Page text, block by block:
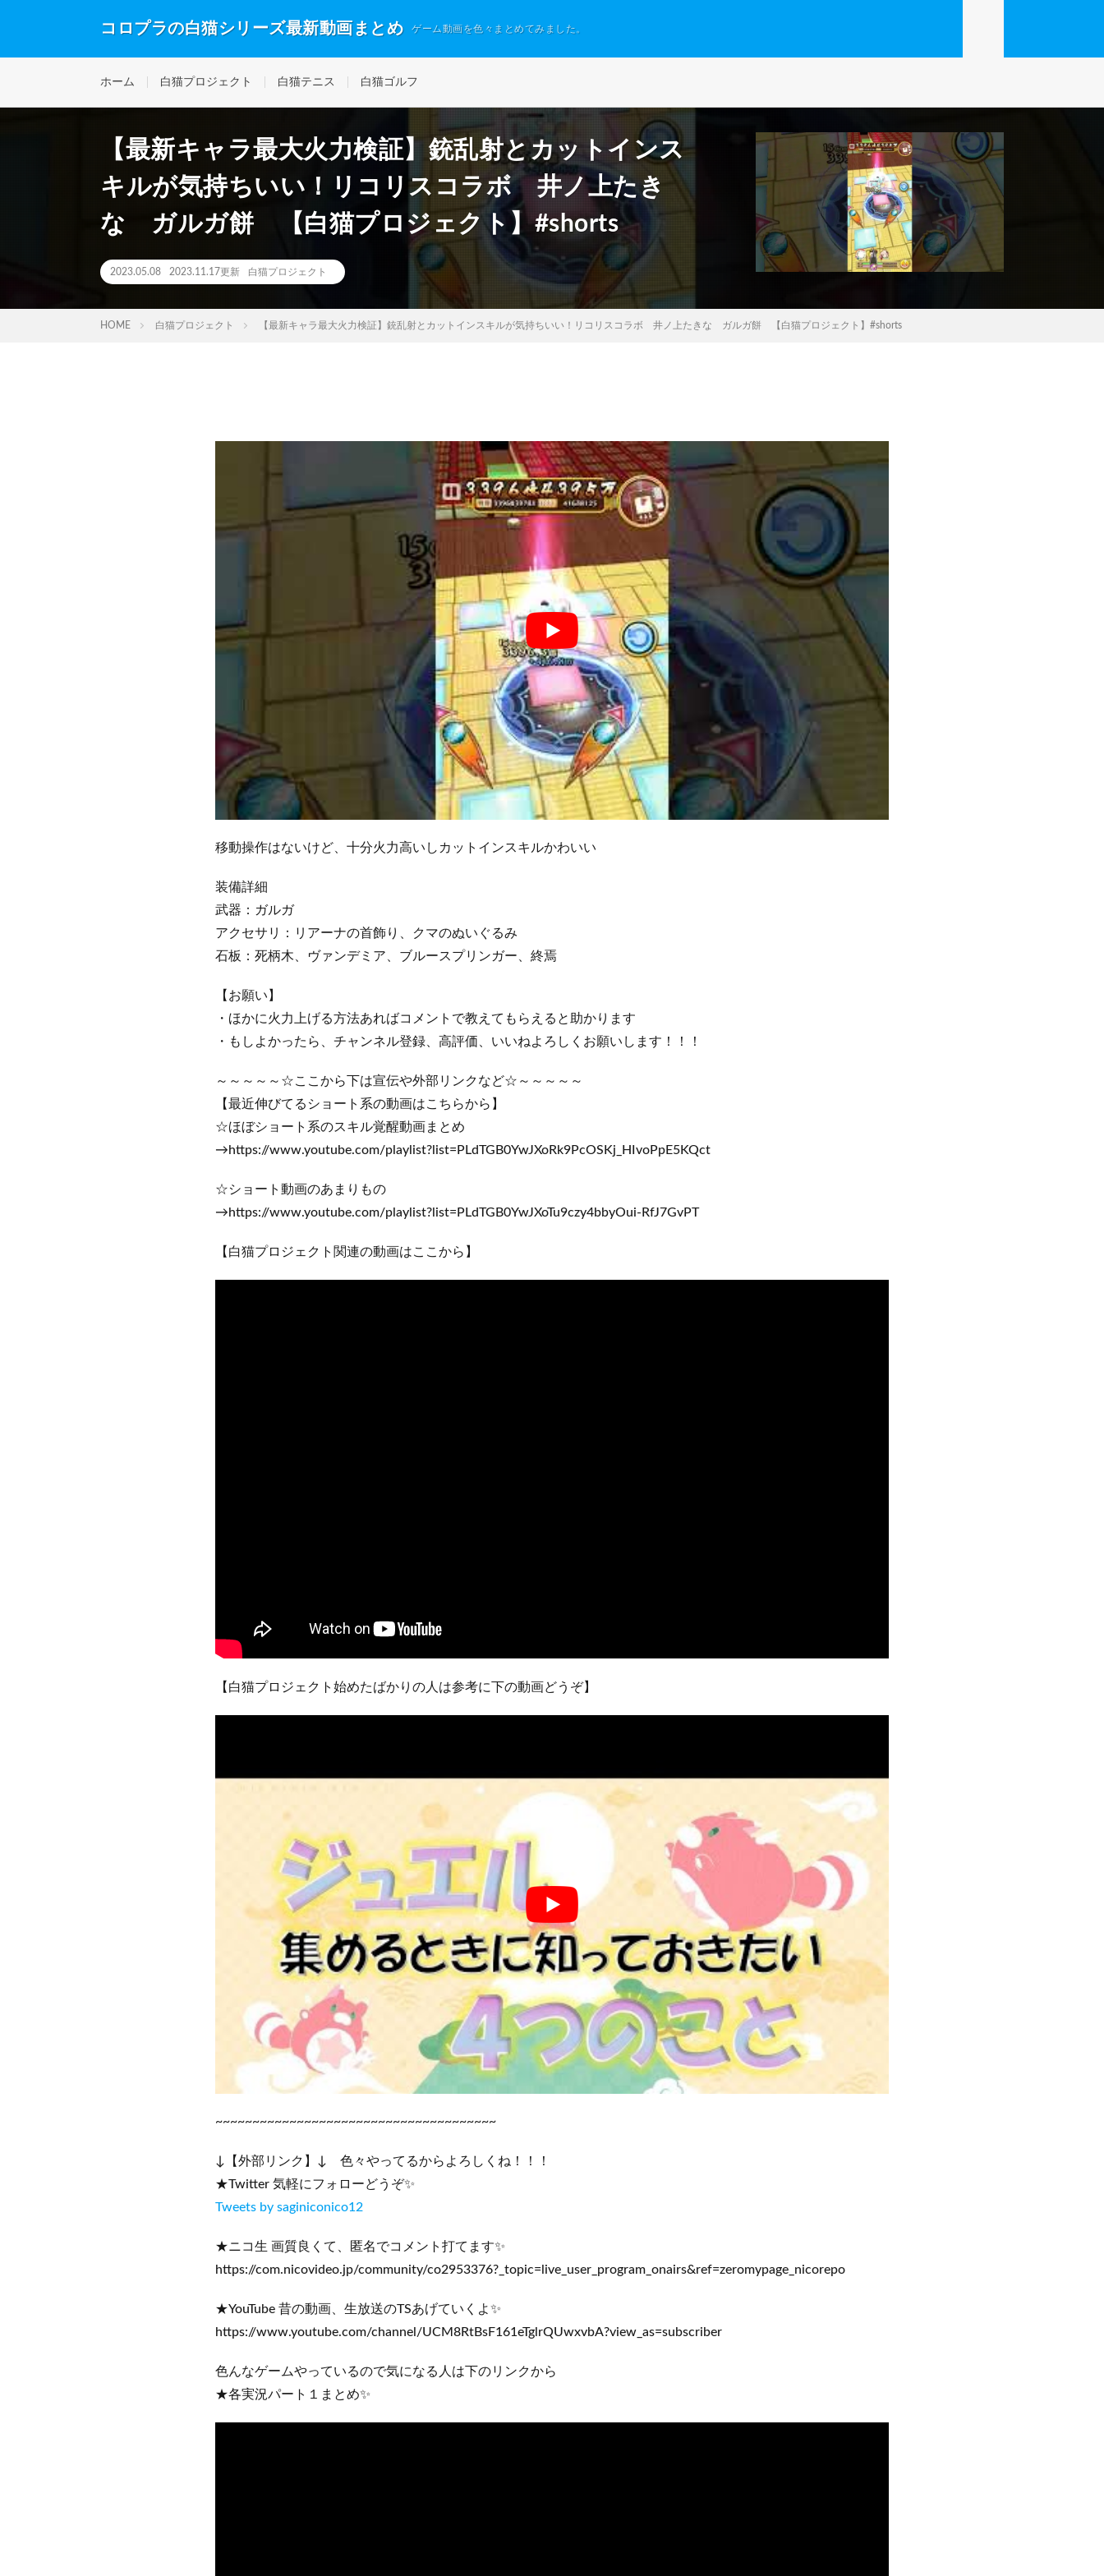
コロプラの白猫シリーズ最新動画まとめ ゲーム動画を色々まとめてみました。
ホーム 白猫プロジェクト 白猫テニス 白猫ゴルフ
【最新キャラ最大火力検証】銃乱射とカットインス
キルが気持ちいい！リコリスコラボ 井ノ上たき
な ガルガ餅 【白猫プロジェクト】#shorts
2023.05.08 2023.11.17更新 白猫プロジェクト
HOME 白猫プロジェクト 【最新キャラ最大火力検証】銃乱射とカットインスキルが気持ちいい！リコリスコラボ 井ノ上たきな ガルガ餅 【白猫プロジェクト】#shorts
移動操作はないけど、十分火力高いしカットインスキルかわいい
装備詳細
武器：ガルガ
アクセサリ：リアーナの首飾り、クマのぬいぐるみ
石板：死柄木、ヴァンデミア、ブルースプリンガー、終焉
【お願い】
・ほかに火力上げる方法あればコメントで教えてもらえると助かります
・もしよかったら、チャンネル登録、高評価、いいねよろしくお願いします！！！
～～～～～☆ここから下は宣伝や外部リンクなど☆～～～～～
【最近伸びてるショート系の動画はこちらから】
☆ほぼショート系のスキル覚醒動画まとめ
→https://www.youtube.com/playlist?list=PLdTGB0YwJXoRk9PcOSKj_HIvoPpE5KQct
☆ショート動画のあまりもの
→https://www.youtube.com/playlist?list=PLdTGB0YwJXoTu9czy4bbyOui-RfJ7GvPT
【白猫プロジェクト関連の動画はここから】
【白猫プロジェクト始めたばかりの人は参考に下の動画どうぞ】
~~~~~~~~~~~~~~~~~~~~~~~~~~~~~~~~~~~~~~
↓【外部リンク】↓ 色々やってるからよろしくね！！！
★Twitter 気軽にフォローどうぞ✨
Tweets by saginiconico12
★ニコ生 画質良くて、匿名でコメント打てます✨
https://com.nicovideo.jp/community/co2953376?_topic=live_user_program_onairs&ref=zeromypage_nicorepo
★YouTube 昔の動画、生放送のTSあげていくよ✨
https://www.youtube.com/channel/UCM8RtBsF161eTglrQUwxvbA?view_as=subscriber
色んなゲームやっているので気になる人は下のリンクから
★各実況パート１まとめ✨